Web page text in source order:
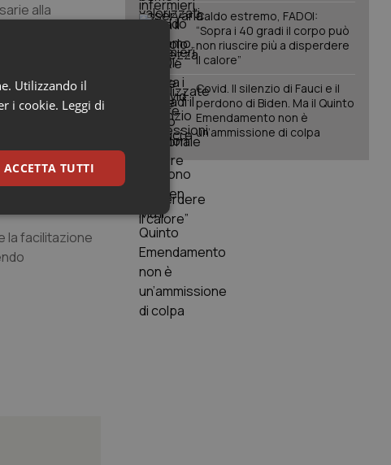
alla
professionali
la facilitazione
Caldo estremo, FADOI:
“Sopra i 40 gradi il corpo può
non riuscire più a disperdere
il calore”
Covid. Il silenzio di Fauci e il
perdono di Biden. Ma il Quinto
Emendamento non è
un’ammissione di colpa
Utilizzando il
i cookie. Leggi di
ACCETTA TUTTI
Marketing